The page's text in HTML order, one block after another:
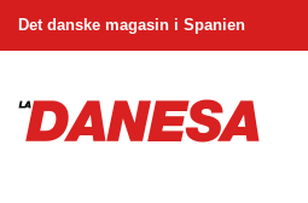
Det danske magasin i Spanien